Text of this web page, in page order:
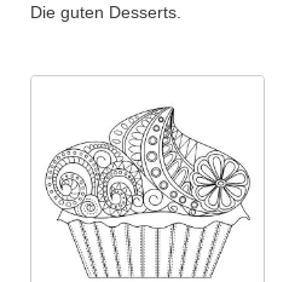
Die guten Desserts.